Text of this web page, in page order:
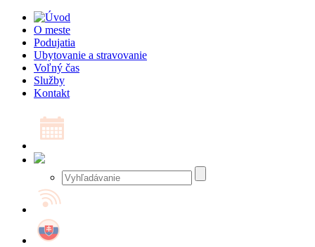
O meste
Podujatia
Ubytovanie a stravovanie
Voľný čas
Služby
Kontakt